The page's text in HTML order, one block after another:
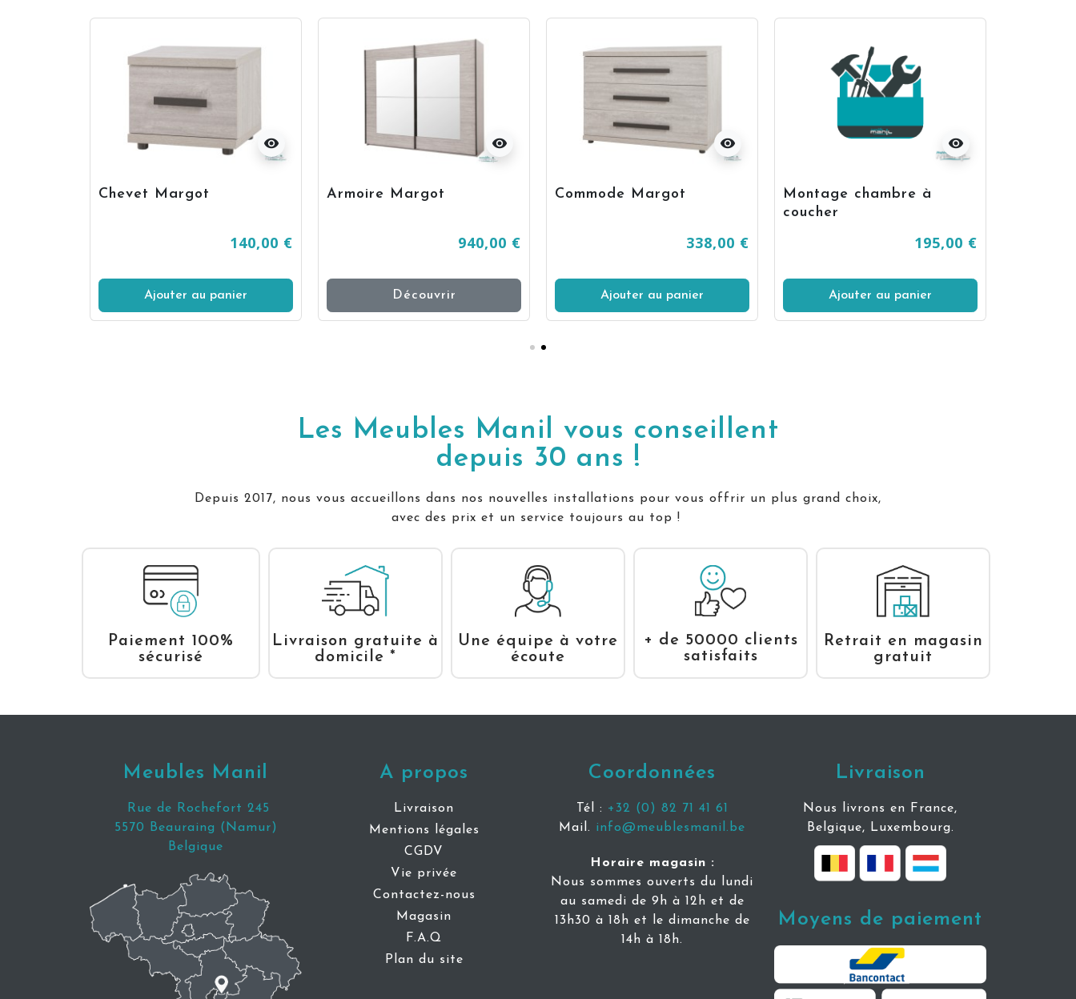
visibility
Chevet Margot
140,00 €
Ajouter au panier
visibility
Armoire Margot
940,00 €
Découvrir
visibility
Commode Margot
338,00 €
Ajouter au panier
visibility
Montage chambre à
coucher
195,00 €
Ajouter au panier
Les Meubles Manil vous conseillent
depuis 30 ans !
Depuis 2017, nous vous accueillons dans nos nouvelles installations pour vous offrir un plus grand choix,
avec des prix et un service toujours au top !
Paiement 100%
sécurisé
Livraison gratuite à
domicile *
Une équipe à votre
écoute
+ de 50000 clients
satisfaits
Retrait en magasin
gratuit
Meubles Manil
Rue de Rochefort 245
5570 Beauraing (Namur)
Belgique
A propos
Livraison
Mentions légales
CGDV
Vie privée
Contactez-nous
Magasin
F.A.Q
Plan du site
Coordonnées
Tél : +32 (0) 82 71 41 61
Mail. info@meublesmanil.be
Horaire magasin :
Nous sommes ouverts du lundi
au samedi de 9h à 12h et de
13h30 à 18h et le dimanche de
14h à 18h.
Livraison
Nous livrons en France,
Belgique, Luxembourg.
Moyens de paiement